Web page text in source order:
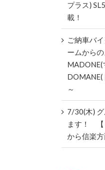
プラス)
載！
ご納車バ
ームから
MADONE(
DOMANE(
～
7/30(木)
ます！ 【
から信楽方